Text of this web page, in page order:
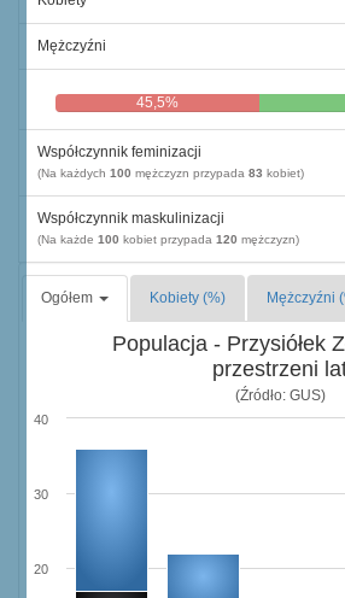
Mężczyźni
45,5%
Współczynnik feminizacji
(Na każdych 100 mężczyzn przypada 83 kobiet)
Współczynnik maskulinizacji
(Na każde 100 kobiet przypada 120 mężczyzn)
Ogółem Kobiety (%) Mężczyźni
Populacja - Przysiółek
przestrzeni
(Źródło: GUS)
20
30
40